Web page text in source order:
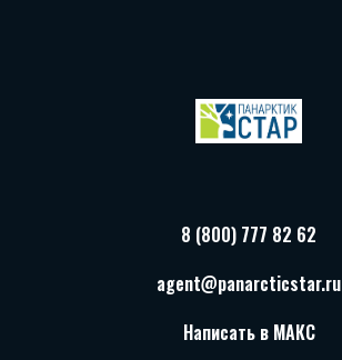
8 (800) 777 82 62
agent@panarcticstar.ru
Написать в МАКС